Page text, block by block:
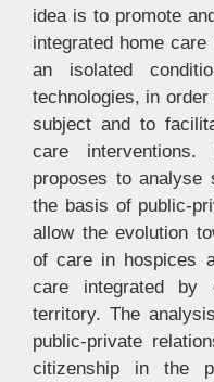
idea is to promote
integrated home
an isolated
technologies, in
subject and to
care
proposes to analyse
the basis of public-
allow the evolution
of care in hospices
care integrated by
territory. The
public-private
citizenship in the